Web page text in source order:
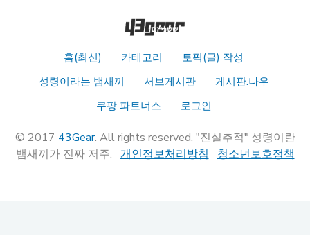
홈(최신) 카테고리
토픽(글) 작성
성령이라는 뱀새끼
서브게시판
게시판.나우
쿠팡 파트너스
로그인
© 2017 43Gear. All rights reserved. "진실추적" 성령이란
뱀새끼가 진짜 저주. 개인정보처리방침 청소년보호정책